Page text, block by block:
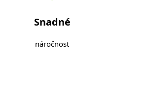
Snadné
náročnost